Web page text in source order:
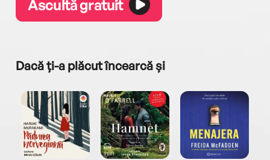
Ascultă gratuit
Dacă ți-a plăcut încearcă și